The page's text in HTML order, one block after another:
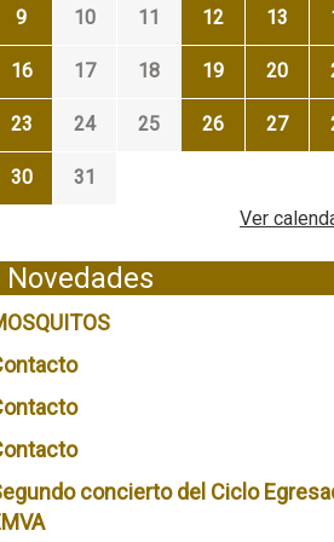
9 10 11 12 13
16 17 18 19 20
23 24 25 26 27
30
31
Ver
Novedades
concierto del Ciclo